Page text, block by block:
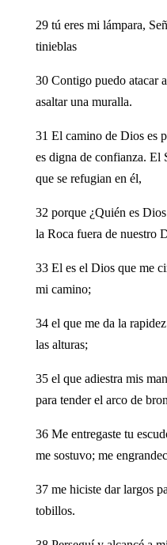
29 tú eres mi lámpara,
tinieblas
30 Contigo puedo atacar
asaltar una muralla.
31 El camino de Dios es
es digna de confianza. El
que se refugian en él,
32 porque ¿Quién es
la Roca fuera de nuestro
33 El es el Dios que me
mi camino;
34 el que me da la
las alturas;
35 el que adiestra mis
para tender el arco de
36 Me entregaste tu
me sostuvo; me
37 me hiciste dar largos
tobillos.